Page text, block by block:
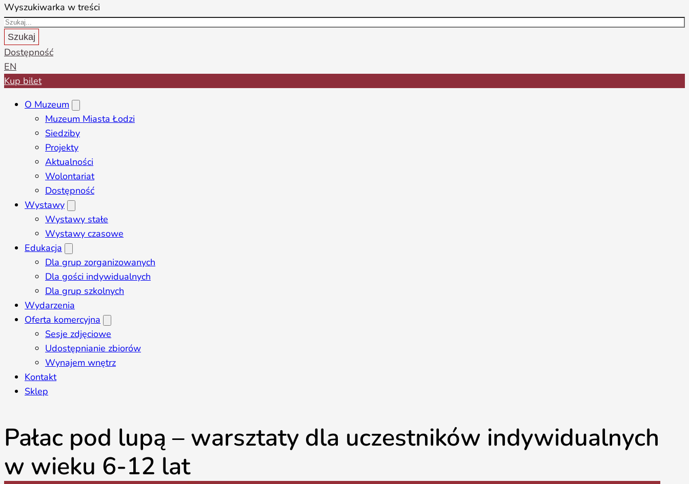
Wyszukiwarka w treści
Szukaj
Dostępność
EN
Kup bilet
O Muzeum
Muzeum Miasta Łodzi
Siedziby
Projekty
Aktualności
Wolontariat
Dostępność
Wystawy
Wystawy stałe
Wystawy czasowe
Edukacja
Dla grup zorganizowanych
Dla gości indywidualnych
Dla grup szkolnych
Wydarzenia
Oferta komercyjna
Sesje zdjęciowe
Udostępnianie zbiorów
Wynajem wnętrz
Kontakt
Sklep
Pałac pod lupą – warsztaty dla uczestników indywidualnych
w wieku 6-12 lat